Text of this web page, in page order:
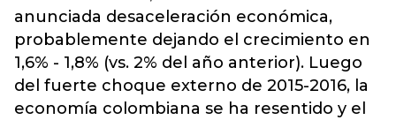
anunciada desaceleración económica,
probablemente dejando el crecimiento en
1,6% - 1,8% (vs. 2% del año anterior). Luego
del fuerte choque externo de 2015-2016, la
economía colombiana se ha resentido y el